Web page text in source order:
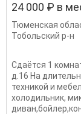
24 000 ₽ в
Тюменская
Тобольский р-н
Сдаётся 1
д.16 На
техникой и
холодильник,